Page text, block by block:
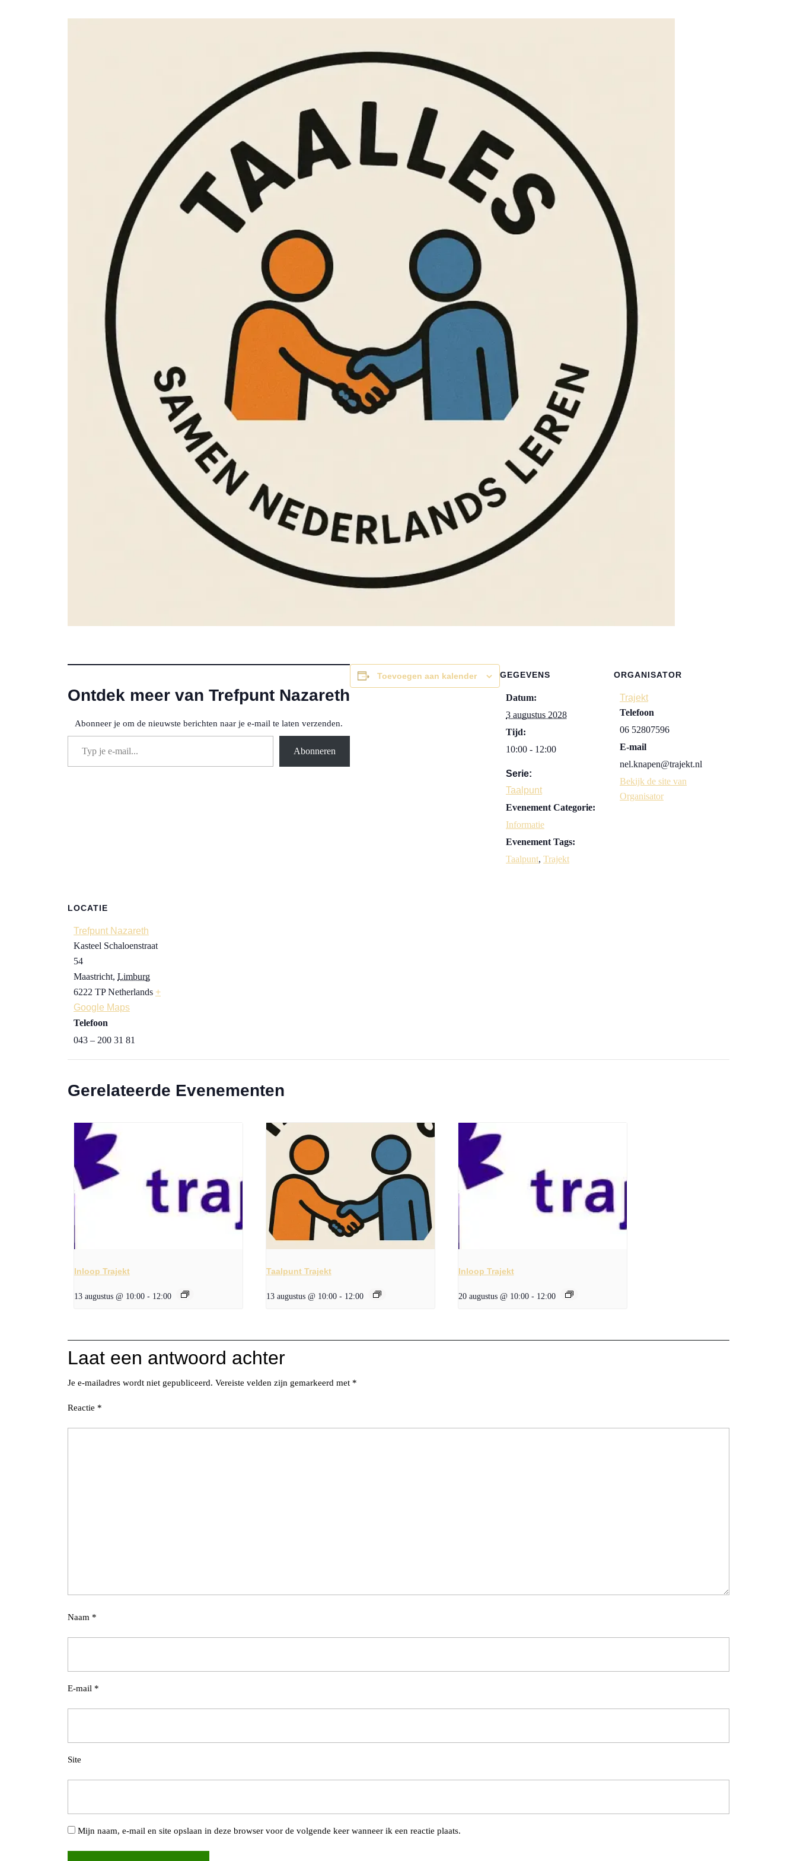
Ontdek meer van Trefpunt Nazareth
Abonneer je om de nieuwste berichten naar je e-mail te laten verzenden.
Typ je e-mail...
Abonneren
Toevoegen aan kalender GEGEVENS
Datum:
3 augustus 2028
Tijd:
10:00 - 12:00
Serie:
Taalpunt
Evenement Categorie:
Informatie
Evenement Tags:
Taalpunt, Trajekt
ORGANISATOR
Trajekt
Telefoon
06 52807596
E-mail
nel.knapen@trajekt.nl
Bekijk de site van
Organisator
LOCATIE
Trefpunt Nazareth
Kasteel Schaloenstraat
54
Maastricht, Limburg
6222 TP Netherlands +
Google Maps
Telefoon
043 – 200 31 81
Gerelateerde Evenementen
Inloop Trajekt
13 augustus @ 10:00 - 12:00
Taalpunt Trajekt
13 augustus @ 10:00 - 12:00
Inloop Trajekt
20 augustus @ 10:00 - 12:00
Laat een antwoord achter
Je e-mailadres wordt niet gepubliceerd. Vereiste velden zijn gemarkeerd met *
Reactie *
Naam *
E-mail *
Site
Mijn naam, e-mail en site opslaan in deze browser voor de volgende keer wanneer ik een reactie plaats.